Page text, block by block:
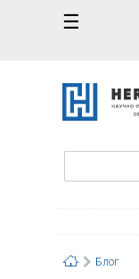
☰
Блог